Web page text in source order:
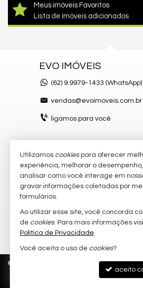
Meus imóveis Favoritos
Lista de imóveis adicionados
EVO IMÓVEIS
(62) 9.9979-1433 (WhatsApp)
vendas@evoimoveis.com.br
ligamos para você
VEJA MAIS
atendimento por WhatsApp
imóveis favoritos
mapa de imóveis
© Política de
Site
Utilizamos cookiespara oferecer
experiência, melhorar o desempenho,
analisar como você interage em
gravar informações coletadas por
formulários.
Ao utilizar esse site, você concorda
de cookies. Para mais informações
Política de Privacidade.
Você aceita o uso de cookies?
aceito